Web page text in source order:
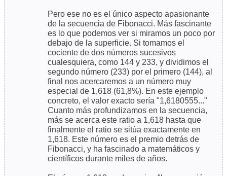
Pero ese no es el único aspecto apasionante
de la secuencia de Fibonacci. Más fascinante
es lo que podemos ver si miramos un poco por
debajo de la superficie. Si tomamos el
cociente de dos números sucesivos
cualesquiera, como 144 y 233, y dividimos el
segundo número (233) por el primero (144), al
final nos acercaremos a un número muy
especial de 1,618 (61,8%). En este ejemplo
concreto, el valor exacto sería "1,6180555..."
Cuanto más profundizamos en la secuencia,
más se acerca este ratio a 1,618 hasta que
finalmente el ratio se sitúa exactamente en
1,618. Este número es el premio detrás de
Fibonacci, y ha fascinado a matemáticos y
científicos durante miles de años.